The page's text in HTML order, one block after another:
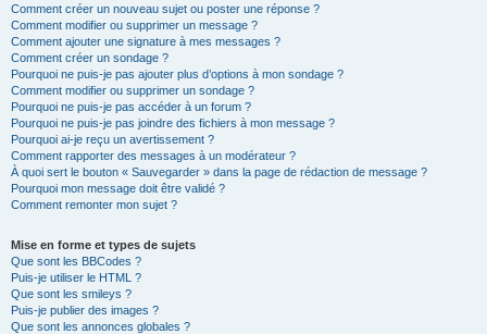
Comment créer un nouveau sujet ou poster une réponse ?
Comment modifier ou supprimer un message ?
Comment ajouter une signature à mes messages ?
Comment créer un sondage ?
Pourquoi ne puis-je pas ajouter plus d’options à mon sondage ?
Comment modifier ou supprimer un sondage ?
Pourquoi ne puis-je pas accéder à un forum ?
Pourquoi ne puis-je pas joindre des fichiers à mon message ?
Pourquoi ai-je reçu un avertissement ?
Comment rapporter des messages à un modérateur ?
À quoi sert le bouton « Sauvegarder » dans la page de rédaction de message ?
Pourquoi mon message doit être validé ?
Comment remonter mon sujet ?
Mise en forme et types de sujets
Que sont les BBCodes ?
Puis-je utiliser le HTML ?
Que sont les smileys ?
Puis-je publier des images ?
Que sont les annonces globales ?